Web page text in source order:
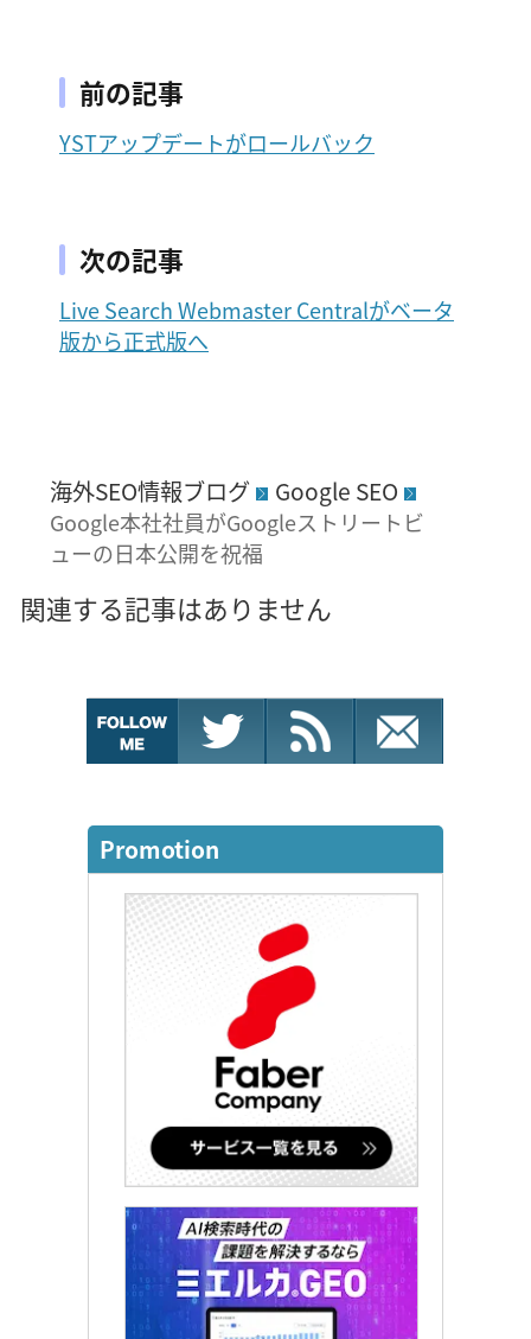
前の記事
YSTアップデートがロールバック
次の記事
Live Search Webmaster Centralがベータ
版から正式版へ
海外SEO情報ブログ Google SEO
Google本社社員がGoogleストリートビ
ューの日本公開を祝福
関連する記事はありません
Promotion